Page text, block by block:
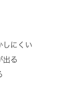
しにくい
出る